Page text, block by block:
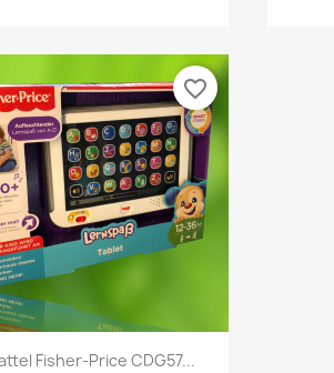
Vorschau
Fisher-Price CDG57...
favorite_border